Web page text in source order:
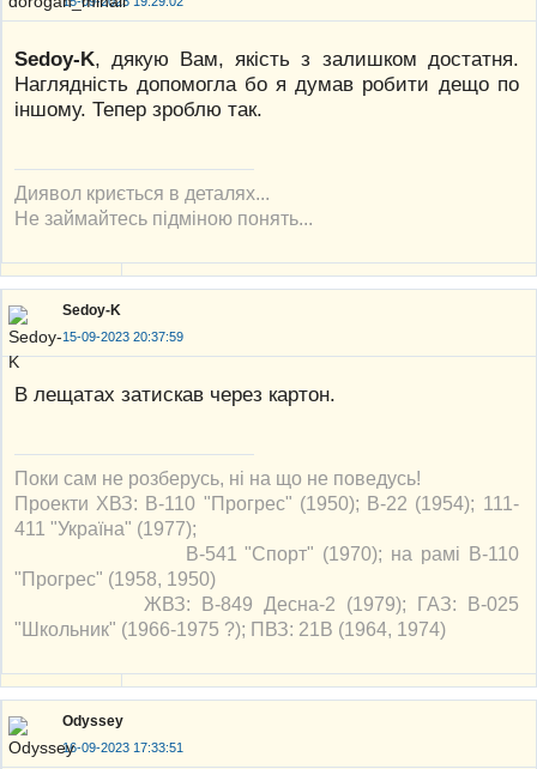
Sedoy-K, дякую Вам, якість з залишком достатня.
Наглядність допомогла бо я думав робити дещо по
іншому. Тепер зроблю так.
Диявол криється в деталях...
Не займайтесь підміною понять...
Sedoy-K
15-09-2023 20:37:59
В лещатах затискав через картон.
Поки сам не розберусь, ні на що не поведусь!
Проекти ХВЗ: В-110 "Прогрес" (1950); В-22 (1954); 111-
411 "Україна" (1977);
В-541 "Спорт" (1970); на рамі В-110
"Прогрес" (1958, 1950)
ЖВЗ: В-849 Десна-2 (1979); ГАЗ: В-025
"Школьник" (1966-1975 ?); ПВЗ: 21В (1964, 1974)
Odyssey
16-09-2023 17:33:51